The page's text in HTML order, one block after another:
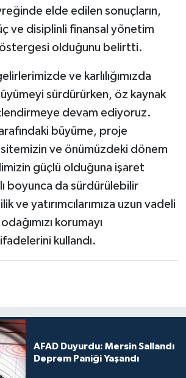
elde edilen sonuçların,
ve disiplinli finansal yönetim
olduğunu belirtti.
ve karlılığımızda
sürdürürken, öz kaynak
devam ediyoruz.
büyüme, proje
ve önümüzdeki dönem
güçlü olduğuna işaret
boyunca da sürdürülebilir
ve yatırımcılarımıza uzun vadeli
korumayı
kullandı.
AFAD Duyurdu: Mersin Sallandı
Deprem Paniği Yaşandı